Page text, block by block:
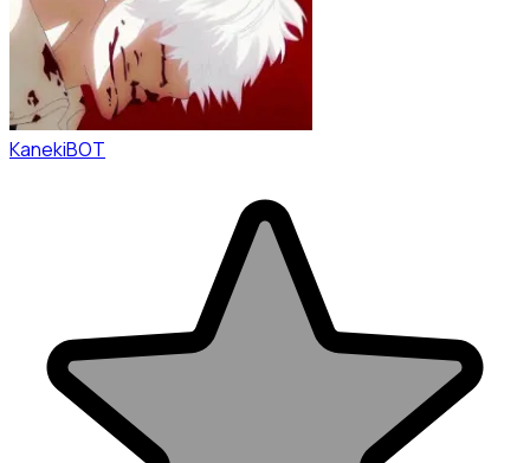
KanekiBOT